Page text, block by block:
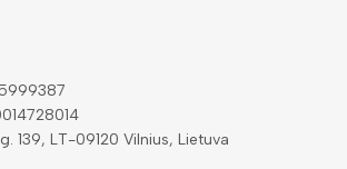
139, LT-09120 Vilnius, Lietuva